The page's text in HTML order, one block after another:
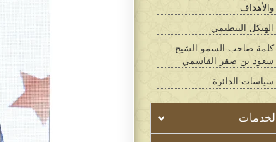
والأهداف
الهيكل التنظيمي
كلمة صاحب السمو الشيخ
سعود بن صقر القاسمي
سياسات الدائرة​​​​
الخدمات